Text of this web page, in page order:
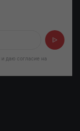
и даю согласие на